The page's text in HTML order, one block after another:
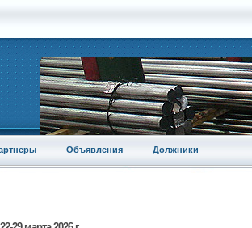
Объявления Должники